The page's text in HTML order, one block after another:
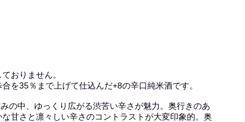
おりません。
を35％まで上げて仕込んだ+8の辛口純米酒です。
の中、ゆっくり広がる渋苦い辛さが魅力。奥行きのあ
甘さと凛々しい辛さのコントラストが大変印象的。奥